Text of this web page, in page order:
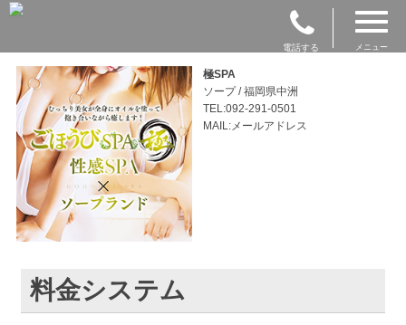
電話する メニュー
極SPA
ソープ / 福岡県中洲
TEL:092-291-0501
MAIL:メールアドレス
料金システム